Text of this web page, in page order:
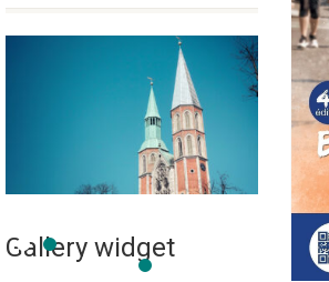
Gallery widget